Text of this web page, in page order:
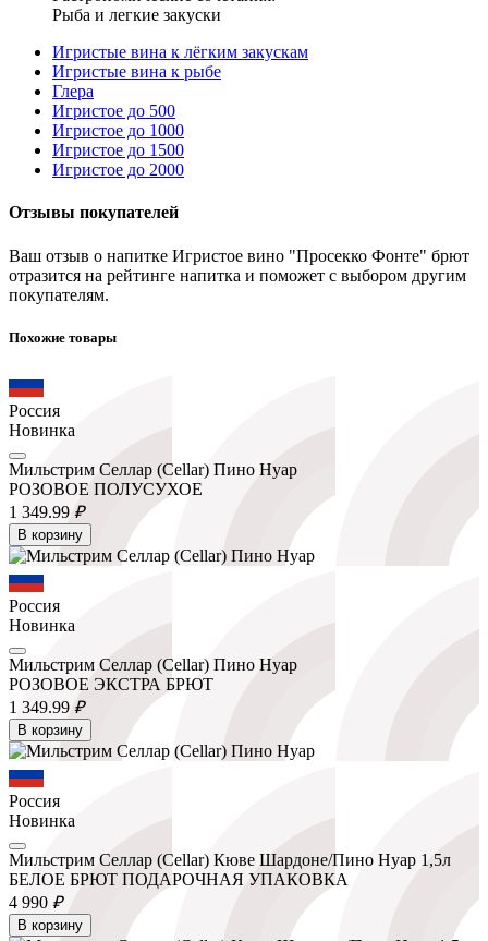
Рыба и легкие закуски
Игристые вина к лёгким закускам
Игристые вина к рыбе
Глера
Игристое до 500
Игристое до 1000
Игристое до 1500
Игристое до 2000
Отзывы покупателей
Ваш отзыв о напитке Игристое вино "Просекко Фонте" брют
отразится на рейтинге напитка и поможет с выбором другим
покупателям.
Похожие товары
Россия
Новинка
Мильстрим Селлар (Cellar) Пино Нуар
РОЗОВОЕ ПОЛУСУХОЕ
1 349.99 ₽
В корзину
Россия
Новинка
Мильстрим Селлар (Cellar) Пино Нуар
РОЗОВОЕ ЭКСТРА БРЮТ
1 349.99 ₽
В корзину
Россия
Новинка
Мильстрим Селлар (Cellar) Кюве Шардоне/Пино Нуар 1,5л
БЕЛОЕ БРЮТ ПОДАРОЧНАЯ УПАКОВКА
4 990 ₽
В корзину